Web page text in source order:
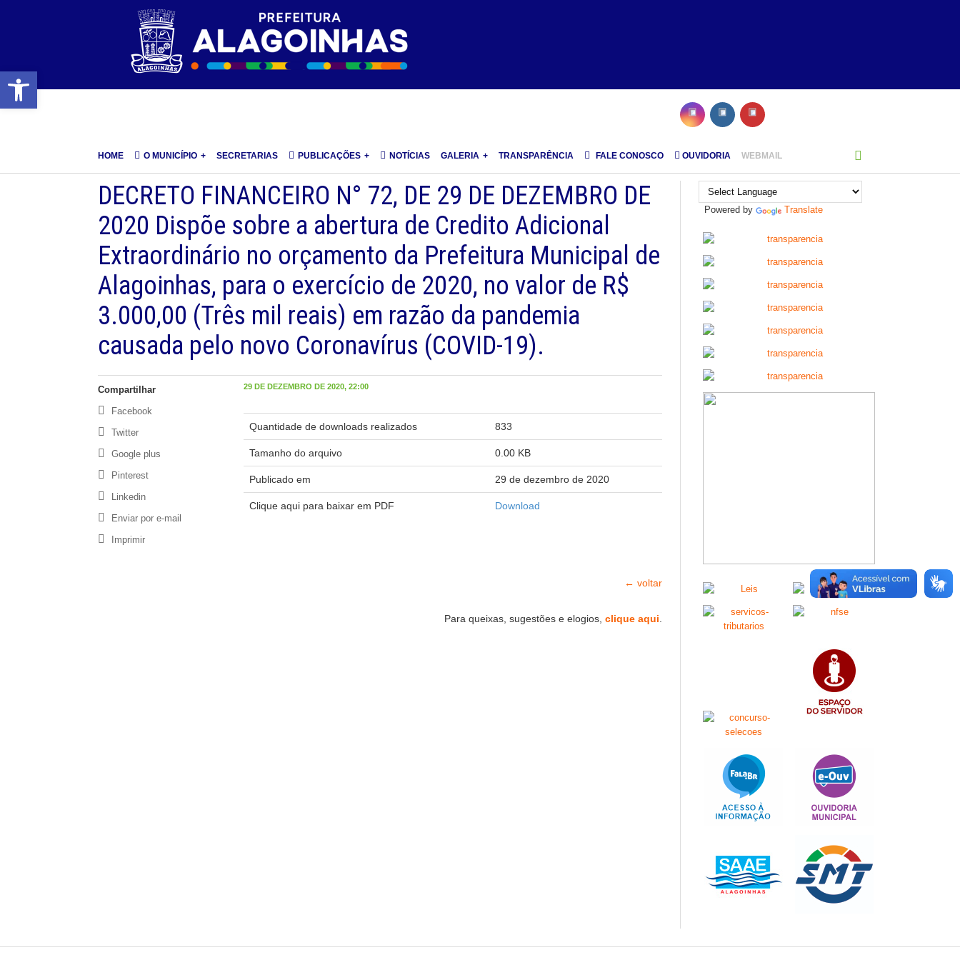
Barra de Ferramentas Aberta
HOME O MUNICÍPIO SECRETARIAS PUBLICAÇÕES NOTÍCIAS GALERIA TRANSPARÊNCIA FALE CONOSCO OUVIDORIA WEBMAIL
DECRETO FINANCEIRO N° 72, DE 29 DE DEZEMBRO DE
2020 Dispõe sobre a abertura de Credito Adicional
Extraordinário no orçamento da Prefeitura Municipal de
Alagoinhas, para o exercício de 2020, no valor de R$
3.000,00 (Três mil reais) em razão da pandemia
causada pelo novo Coronavírus (COVID-19).
29 DE DEZEMBRO DE 2020, 22:00
Quantidade de downloads realizados 833
Tamanho do arquivo 0.00 KB
Publicado em 29 de dezembro de 2020
Clique aqui para baixar em PDF Download
← voltar
Para queixas, sugestões e elogios, clique aqui.
Compartilhar
Facebook
Twitter
Google plus
Pinterest
Linkedin
Enviar por e-mail
Imprimir
Powered by Translate